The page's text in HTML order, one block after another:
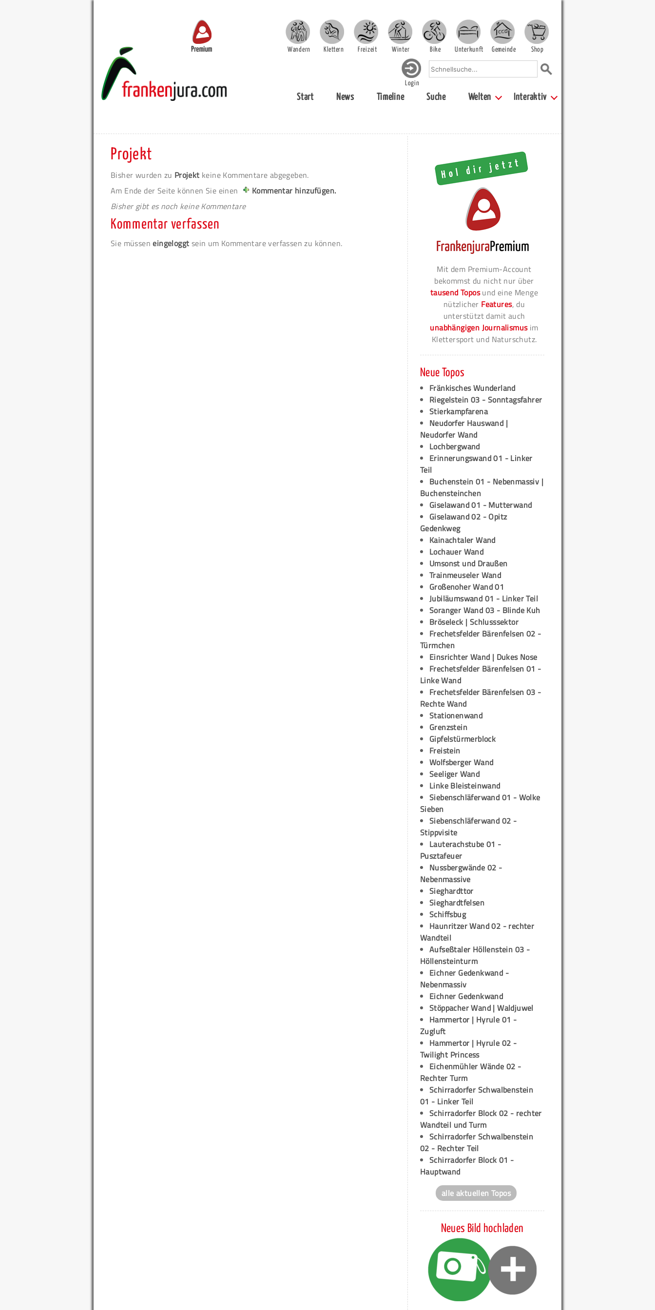
Premium Wandern Klettern Freizeit Winter Bike Unterkunft Gemeinde Shop
Login
Start News Timeline Suche Welten Interaktiv
Projekt
Bisher wurden zu Projekt keine Kommentare abgegeben.
Am Ende der Seite können Sie einen
Kommentar hinzufügen.
Bisher gibt es noch keine Kommentare
Kommentar verfassen
Sie müsseneingeloggt sein um Kommentare verfassen zu können.
Mit dem Premium-Account
bekommst du nicht nur über
tausend Toposund eine Menge
nützlicher Features, du
unterstützt damit auch
unabhängigen Journalismusim
Klettersport und Naturschutz.
Neue Topos
Fränkisches Wunderland
Riegelstein 03 - Sonntagsfahrer
Stierkampfarena
Neudorfer Hauswand |
Neudorfer Wand
Lochbergwand
Erinnerungswand 01 - Linker
Teil
Buchenstein 01 - Nebenmassiv |
Buchensteinchen
Giselawand 01 - Mutterwand
Giselawand 02 - Opitz
Gedenkweg
Kainachtaler Wand
Lochauer Wand
Umsonst und Draußen
Trainmeuseler Wand
Großenoher Wand 01
Jubiläumswand 01 - Linker Teil
Soranger Wand 03 - Blinde Kuh
Bröseleck | Schlusssektor
Frechetsfelder Bärenfelsen 02 -
Türmchen
Einsrichter Wand | Dukes Nose
Frechetsfelder Bärenfelsen 01 -
Linke Wand
Frechetsfelder Bärenfelsen 03 -
Rechte Wand
Stationenwand
Grenzstein
Gipfelstürmerblock
Freistein
Wolfsberger Wand
Seeliger Wand
Linke Bleisteinwand
Siebenschläferwand 01 - Wolke
Sieben
Siebenschläferwand 02 -
Stippvisite
Lauterachstube 01 -
Pusztafeuer
Nussbergwände 02 -
Nebenmassive
Sieghardttor
Sieghardtfelsen
Schiffsbug
Haunritzer Wand 02 - rechter
Wandteil
Aufseßtaler Höllenstein 03 -
Höllensteinturm
Eichner Gedenkwand -
Nebenmassiv
Eichner Gedenkwand
Stöppacher Wand | Waldjuwel
Hammertor | Hyrule 01 -
Zugluft
Hammertor | Hyrule 02 -
Twilight Princess
Eichenmühler Wände 02 -
Rechter Turm
Schirradorfer Schwalbenstein
01 - Linker Teil
Schirradorfer Block 02 - rechter
Wandteil und Turm
Schirradorfer Schwalbenstein
02 - Rechter Teil
Schirradorfer Block 01 -
Hauptwand
alle aktuellen Topos
Neues Bild hochladen